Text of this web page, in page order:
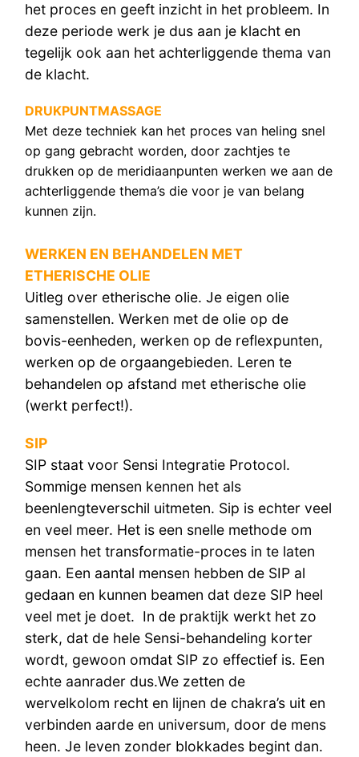
het proces en geeft inzicht in het probleem. In
deze periode werk je dus aan je klacht en
tegelijk ook aan het achterliggende thema van
de klacht.
DRUKPUNTMASSAGE
Met deze techniek kan het proces van heling snel
op gang gebracht worden, door zachtjes te
drukken op de meridiaanpunten werken we aan de
achterliggende thema’s die voor je van belang
kunnen zijn.
WERKEN EN BEHANDELEN MET
ETHERISCHE OLIE
Uitleg over etherische olie. Je eigen olie
samenstellen. Werken met de olie op de
bovis-eenheden, werken op de reflexpunten,
werken op de orgaangebieden. Leren te
behandelen op afstand met etherische olie
(werkt perfect!).
SIP
SIP staat voor Sensi Integratie Protocol.
Sommige mensen kennen het als
beenlengteverschil uitmeten. Sip is echter veel
en veel meer. Het is een snelle methode om
mensen het transformatie-proces in te laten
gaan. Een aantal mensen hebben de SIP al
gedaan en kunnen beamen dat deze SIP heel
veel met je doet. In de praktijk werkt het zo
sterk, dat de hele Sensi-behandeling korter
wordt, gewoon omdat SIP zo effectief is. Een
echte aanrader dus.We zetten de
wervelkolom recht en lijnen de chakra’s uit en
verbinden aarde en universum, door de mens
heen. Je leven zonder blokkades begint dan.